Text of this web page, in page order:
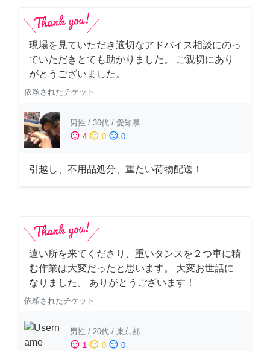
現場を見ていただき適切なアドバイス相談にのっ
ていただきとても助かりました。 ご親切にあり
がとうございました。
依頼されたチケット
男性 / 30代 / 愛知県
sentiment_satisfied 4 sentiment_neutral 0 sentiment_dissatisfied 0
引越し、不用品処分、重たい荷物配送！
遠い所を来てくださり、重いタンスを２つ車に積
む作業は大変だったと思います。 大変お世話に
なりました。 ありがとうございます！
依頼されたチケット
男性 / 20代 / 東京都
sentiment_satisfied 1 sentiment_neutral 0 sentiment_dissatisfied 0